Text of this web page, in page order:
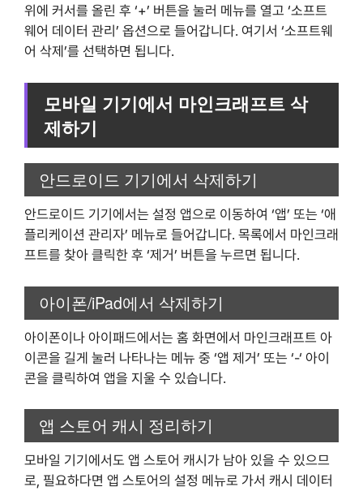
위에 커서를 올린 후 ‘+’ 버튼을 눌러 메뉴를 열고 ‘소프트
웨어 데이터 관리’ 옵션으로 들어갑니다. 여기서 ‘소프트웨
어 삭제’를 선택하면 됩니다.
모바일 기기에서 마인크래프트 삭
제하기
안드로이드 기기에서 삭제하기
안드로이드 기기에서는 설정 앱으로 이동하여 ‘앱’ 또는 ‘애
플리케이션 관리자’ 메뉴로 들어갑니다. 목록에서 마인크래
프트를 찾아 클릭한 후 ‘제거’ 버튼을 누르면 됩니다.
아이폰/iPad에서 삭제하기
아이폰이나 아이패드에서는 홈 화면에서 마인크래프트 아
이콘을 길게 눌러 나타나는 메뉴 중 ‘앱 제거’ 또는 ‘-‘ 아이
콘을 클릭하여 앱을 지울 수 있습니다.
앱 스토어 캐시 정리하기
모바일 기기에서도 앱 스토어 캐시가 남아 있을 수 있으므
로, 필요하다면 앱 스토어의 설정 메뉴로 가서 캐시 데이터